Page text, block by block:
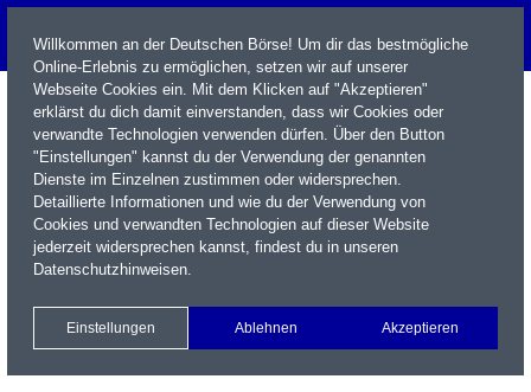
Name / WKN / ISIN / Kürzel
Xetra Realtime
Watchlist Portfolio Login
Willkommen an der Deutschen Börse! Um dir das bestmögliche
Online-Erlebnis zu ermöglichen, setzen wir auf unserer
Webseite Cookies ein. Mit dem Klicken auf "Akzeptieren"
erklärst du dich damit einverstanden, dass wir Cookies oder
verwandte Technologien verwenden dürfen. Über den Button
"Einstellungen" kannst du der Verwendung der genannten
Dienste im Einzelnen zustimmen oder widersprechen.
Detaillierte Informationen und wie du der Verwendung von
Cookies und verwandten Technologien auf dieser Website
jederzeit widersprechen kannst, findest du in unseren
Datenschutzhinweisen.
Einstellungen Ablehnen Akzeptieren